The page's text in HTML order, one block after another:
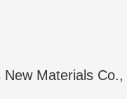
Materials Co.,